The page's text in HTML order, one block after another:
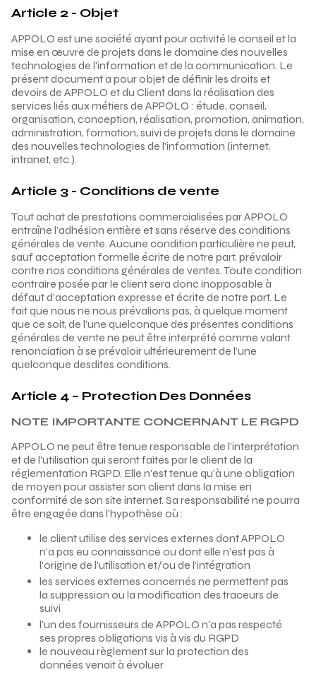
Article 2 - Objet
APPOLO est une société ayant pour activité le conseil et la
mise en œuvre de projets dans le domaine des nouvelles
technologies de l'information et de la communication. Le
présent document a pour objet de définir les droits et
devoirs de APPOLO et du Client dans la réalisation des
services liés aux métiers de APPOLO : étude, conseil,
organisation, conception, réalisation, promotion, animation,
administration, formation, suivi de projets dans le domaine
des nouvelles technologies de l'information (internet,
intranet, etc.).
Article 3 - Conditions de vente
Tout achat de prestations commercialisées par APPOLO
entraîne l’adhésion entière et sans réserve des conditions
générales de vente. Aucune condition particulière ne peut,
sauf acceptation formelle écrite de notre part, prévaloir
contre nos conditions générales de ventes. Toute condition
contraire posée par le client sera donc inopposable à
défaut d’acceptation expresse et écrite de notre part. Le
fait que nous ne nous prévalions pas, à quelque moment
que ce soit, de l’une quelconque des présentes conditions
générales de vente ne peut être interprété comme valant
renonciation à se prévaloir ultérieurement de l’une
quelconque desdites conditions.
Article 4 – Protection Des Données
NOTE IMPORTANTE CONCERNANT LE RGPD
APPOLO ne peut être tenue responsable de l'interprétation
et de l'utilisation qui seront faites par le client de la
réglementation RGPD. Elle n'est tenue qu'à une obligation
de moyen pour assister son client dans la mise en
conformité de son site internet. Sa responsabilité ne pourra
être engagée dans l'hypothèse où :
le client utilise des services externes dont APPOLO
n'a pas eu connaissance ou dont elle n'est pas à
l'origine de l'utilisation et/ou de l'intégration
les services externes concernés ne permettent pas
la suppression ou la modification des traceurs de
suivi
l'un des fournisseurs de APPOLO n'a pas respecté
ses propres obligations vis à vis du RGPD
le nouveau règlement sur la protection des
données venait à évoluer